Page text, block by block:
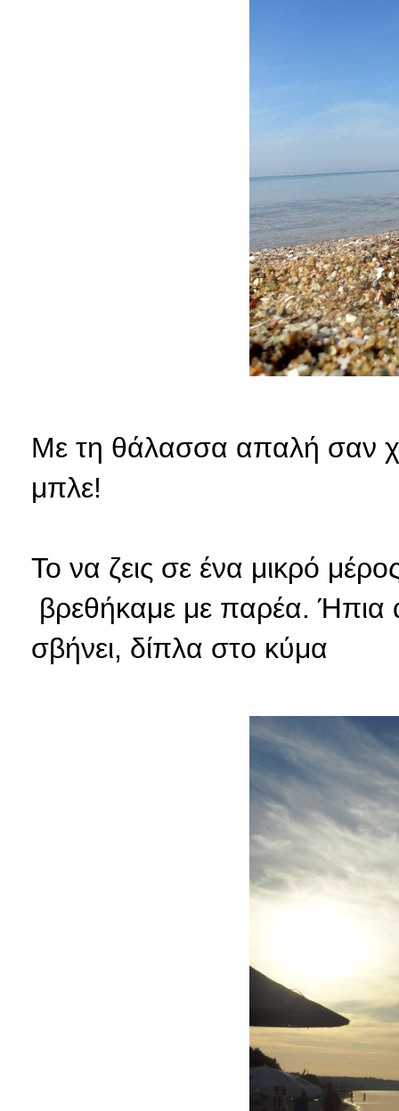
Με τη θάλασσα απαλή σαν
μπλε!
Το να ζεις σε ένα μικρό
βρεθήκαμε με παρέα. Ήπια
σβήνει, δίπλα στο κύμα